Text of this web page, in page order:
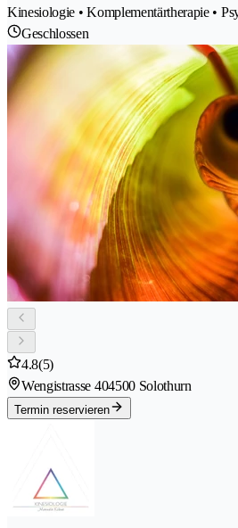
Kinesiologie • Komplementärtherapie •
Geschlossen
4.8(5)
Wengistrasse 404500 Solothurn
Termin reservieren